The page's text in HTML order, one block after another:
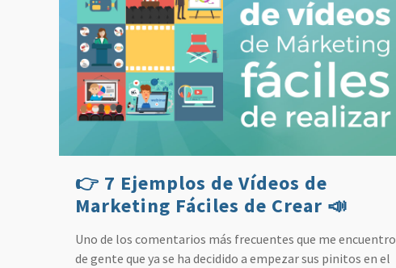
👉 7 Ejemplos de Vídeos de
Marketing Fáciles de Crear 📣
Uno de los comentarios más frecuentes que me encuentro
de gente que ya se ha decidido a empezar sus pinitos en el